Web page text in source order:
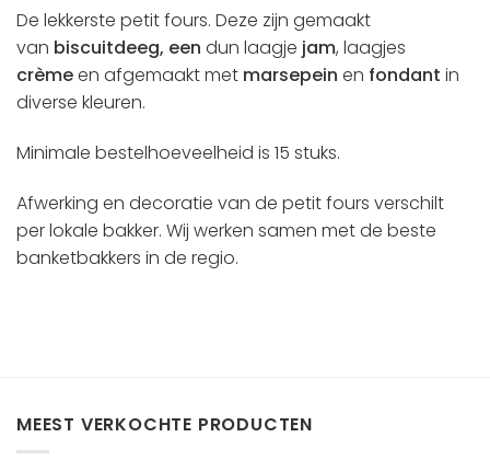
De lekkerste petit fours. Deze zijn gemaakt
van biscuitdeeg, een dun laagje jam, laagjes
crèmeen afgemaakt met marsepein en fondant in
diverse kleuren.
Minimale bestelhoeveelheid is 15 stuks.
Afwerking en decoratie van de petit fours verschilt
per lokale bakker. Wij werken samen met de beste
banketbakkers in de regio.
MEEST VERKOCHTE PRODUCTEN